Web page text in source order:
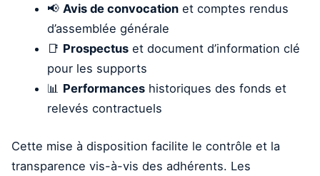
📢 Avis de convocationet comptes rendus
d’assemblée générale
📑 Prospectuset document d’information clé
pour les supports
📊 Performanceshistoriques des fonds et
relevés contractuels
Cette mise à disposition facilite le contrôle et la
transparence vis-à-vis des adhérents. Les